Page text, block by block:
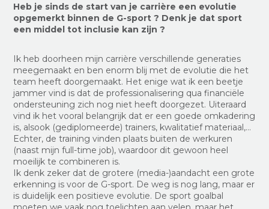
Heb je sinds de start van je carrière een evolutie
opgemerkt binnen de G-sport ? Denk je dat sport
een middel tot inclusie kan zijn ?
Ik heb doorheen mijn carrière verschillende generaties
meegemaakt en ben enorm blij met de evolutie die het
team heeft doorgemaakt. Het enige wat ik een beetje
jammer vind is dat de professionalisering qua financiële
ondersteuning zich nog niet heeft doorgezet. Uiteraard
vind ik het vooral belangrijk dat er een goede omkadering
is, alsook (gediplomeerde) trainers, kwalitatief materiaal,…
Echter, de training vinden plaats buiten de werkuren
(naast mijn full-time job), waardoor dit gewoon heel
moeilijk te combineren is.
Ik denk zeker dat de grotere (media-)aandacht een grote
erkenning is voor de G-sport. De weg is nog lang, maar er
is duidelijk een positieve evolutie. De sport goalbal